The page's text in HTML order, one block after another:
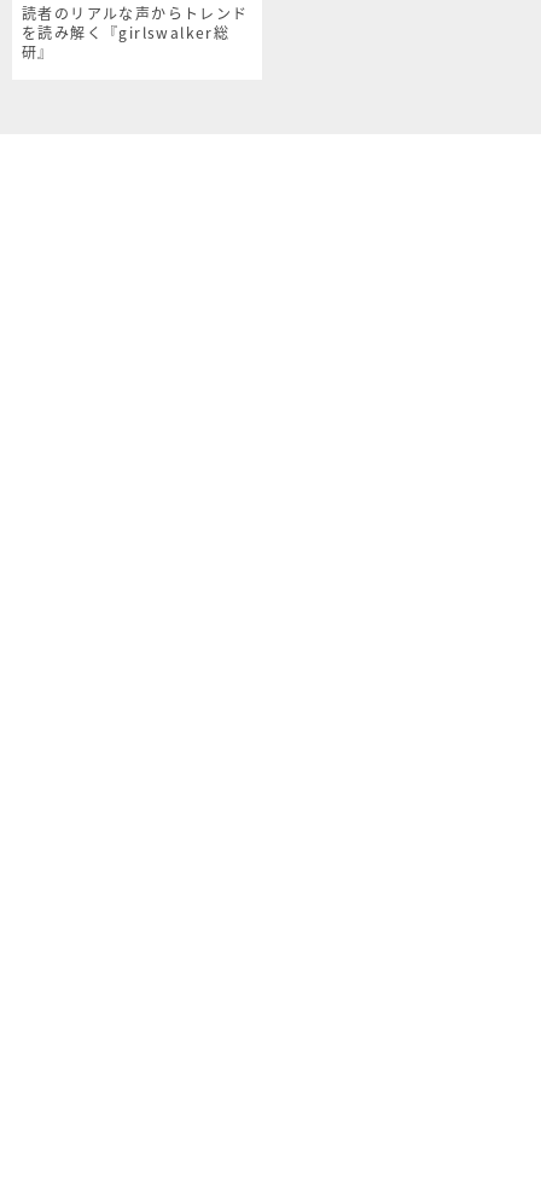
読者のリアルな声からトレンド
を読み解く『girlswalker総
研』